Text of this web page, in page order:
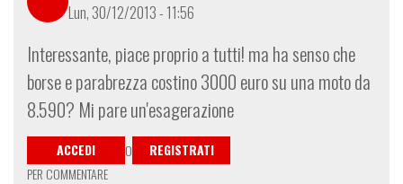
Lun, 30/12/2013 - 11:56
Interessante, piace proprio a tutti! ma ha senso che
borse e parabrezza costino 3000 euro su una moto da
8.590? Mi pare un'esagerazione
ACCEDI O
REGISTRATI
PER COMMENTARE